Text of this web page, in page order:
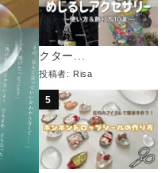
クター...
投稿者: Risa